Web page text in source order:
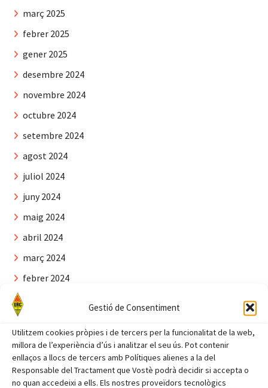
Gestió de Consentiment
Utilitzem cookies pròpies i de tercers per la funcionalitat de la web,
millora de l’experiència d’ús i analitzar el seu ús. Pot contenir
enllaços a llocs de tercers amb Polítiques alienes a la del
Responsable del Tractament que Vostè podrà decidir si accepta o
no quan accedeixi a ells. Els nostres proveïdors tecnològics
març 2025
febrer 2025
gener 2025
desembre 2024
novembre 2024
octubre 2024
setembre 2024
agost 2024
juliol 2024
juny 2024
maig 2024
abril 2024
març 2024
febrer 2024
novembre 2023
octubre 2023
setembre 2023